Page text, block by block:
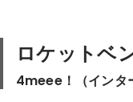
ロケットベ
4meee！（インタ